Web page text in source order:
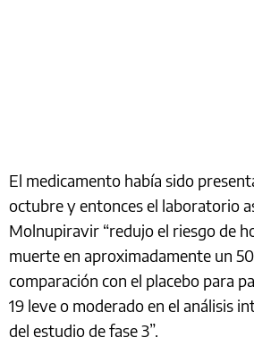
El medicamento había sido
octubre y entonces el laboratorio
Molnupiravir “redujo el riesgo de
muerte en aproximadamente un
comparación con el placebo para
19 leve o moderado en el análisis
del estudio de fase 3”.